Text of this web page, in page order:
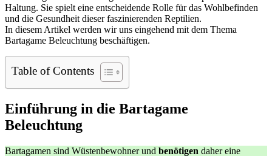
Haltung. Sie spielt eine entscheidende Rolle für das Wohlbefinden
und die Gesundheit dieser faszinierenden Reptilien.
In diesem Artikel werden wir uns eingehend mit dem Thema
Bartagame Beleuchtung beschäftigen.
Table of Contents
Einführung in die Bartagame
Beleuchtung
Bartagamen sind Wüstenbewohner und benötigen daher eine